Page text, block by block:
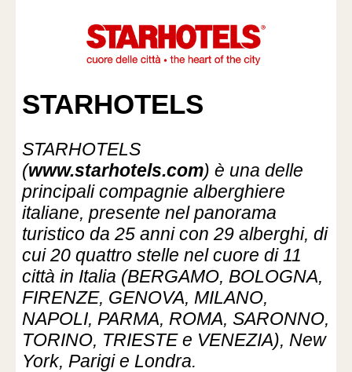
STARHOTELS
STARHOTELS
(www.starhotels.com) è una delle
principali compagnie alberghiere
italiane, presente nel panorama
turistico da 25 anni con 29 alberghi, di
cui 20 quattro stelle nel cuore di 11
città in Italia (BERGAMO, BOLOGNA,
FIRENZE, GENOVA, MILANO,
NAPOLI, PARMA, ROMA, SARONNO,
TORINO, TRIESTE e VENEZIA), New
York, Parigi e Londra.